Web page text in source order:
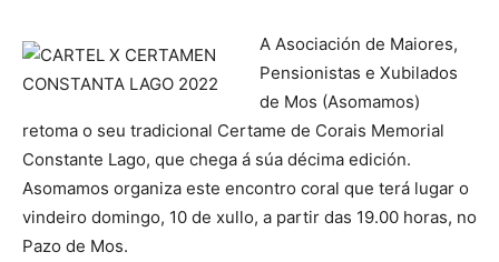
A Asociación de Maiores,
Pensionistas e Xubilados
de Mos (Asomamos)
retoma o seu tradicional Certame de Corais Memorial
Constante Lago, que chega á súa décima edición.
Asomamos organiza este encontro coral que terá lugar o
vindeiro domingo, 10 de xullo, a partir das 19.00 horas, no
Pazo de Mos.